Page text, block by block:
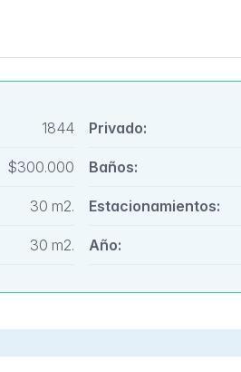
1844
$300.000
30 m2.
30 m2.
Privado:
Baños:
Estacionamientos:
Año: